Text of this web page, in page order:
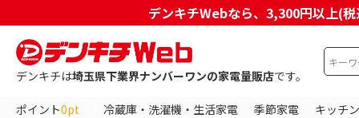
デンキチWebなら、3,300円以上(
デンキチは埼玉県下業界ナンバーワンの家電量販店です。
ポイント0pt 冷蔵庫・洗濯機・生活家電 季節家電
キッチ